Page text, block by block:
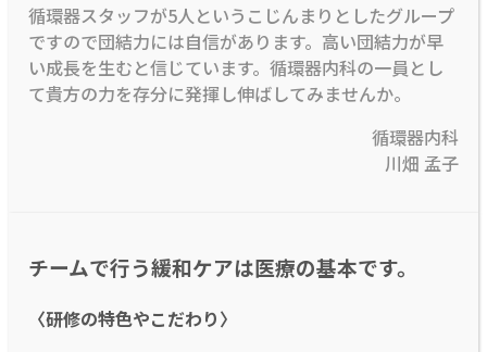
循環器スタッフが5人というこじんまりとしたグループ
ですので団結力には自信があります。高い団結力が早
い成長を生むと信じています。循環器内科の一員とし
て貴方の力を存分に発揮し伸ばしてみませんか。
循環器内科
川畑 孟子
チームで行う緩和ケアは医療の基本です。
〈研修の特色やこだわり〉